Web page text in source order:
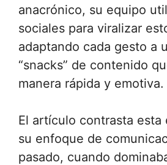
anacrónico, su equipo
sociales para viralizar
adaptando cada gesto a
“snacks” de contenido
manera rápida y emotiva.
El artículo contrasta esta
su enfoque de
pasado, cuando